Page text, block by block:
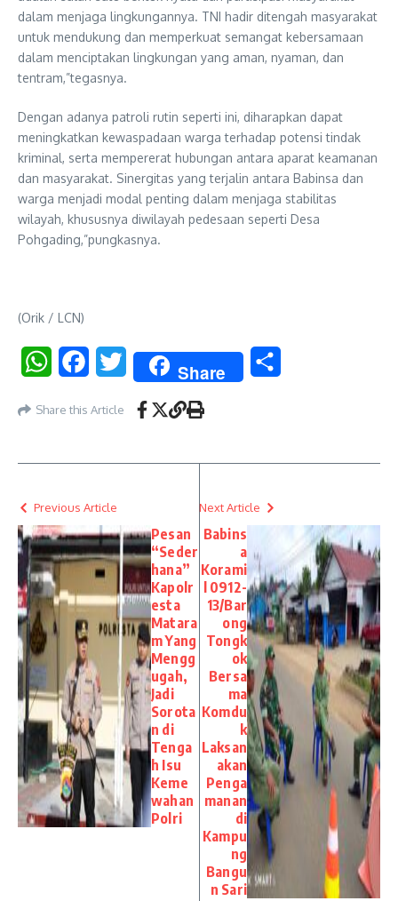
dalam menjaga lingkungannya. TNI hadir ditengah masyarakat
untuk mendukung dan memperkuat semangat kebersamaan
dalam menciptakan lingkungan yang aman, nyaman, dan
tentram,”tegasnya.
Dengan adanya patroli rutin seperti ini, diharapkan dapat
meningkatkan kewaspadaan warga terhadap potensi tindak
kriminal, serta mempererat hubungan antara aparat keamanan
dan masyarakat. Sinergitas yang terjalin antara Babinsa dan
warga menjadi modal penting dalam menjaga stabilitas
wilayah, khususnya diwilayah pedesaan seperti Desa
Pohgading,”pungkasnya.
(Orik / LCN)
WhatsAppFacebookTwitter Share
Share this Article
Previous Article
Pesan
“Seder
hana”
Kapolr
esta
Matara
m Yang
Mengg
ugah,
Jadi
Sorota
n di
Tenga
h Isu
Keme
wahan
Polri
Next Article
Babins
a
Korami
l 0912-
13/Bar
ong
Tongk
ok
Bersa
ma
Komdu
k
Laksan
akan
Penga
manan
di
Kampu
ng
Bangu
n Sari